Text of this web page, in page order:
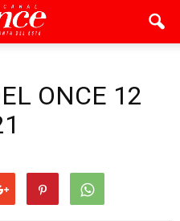
ONCE 12